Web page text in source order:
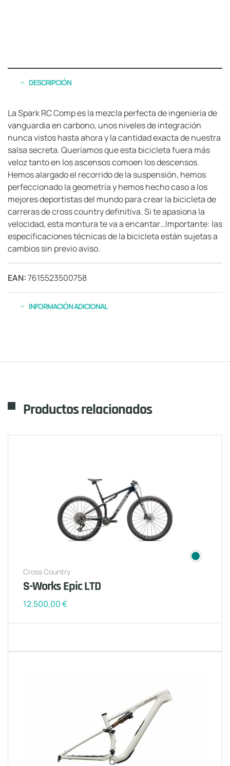
DESCRIPCIÓN
La Spark RC Comp es la mezcla perfecta de ingeniería de
vanguardia en carbono, unos niveles de integración
nunca vistos hasta ahora y la cantidad exacta de nuestra
salsa secreta. Queríamos que esta bicicleta fuera más
veloz tanto en los ascensos comoen los descensos.
Hemos alargado el recorrido de la suspensión, hemos
perfeccionado la geometría y hemos hecho caso a los
mejores deportistas del mundo para crear la bicicleta de
carreras de cross country definitiva. Si te apasiona la
velocidad, esta montura te va a encantar…Importante: las
especificaciones técnicas de la bicicleta están sujetas a
cambios sin previo aviso.
EAN:7615523500758
INFORMACIÓN ADICIONAL
Productos relacionados
Cross Country
S-Works Epic LTD
12.500,00€